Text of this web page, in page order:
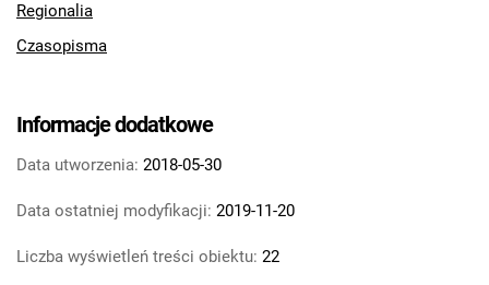
Regionalia
Czasopisma
Informacje dodatkowe
Data utworzenia: 2018-05-30
Data ostatniej modyfikacji: 2019-11-20
Liczba wyświetleń treści obiektu: 22